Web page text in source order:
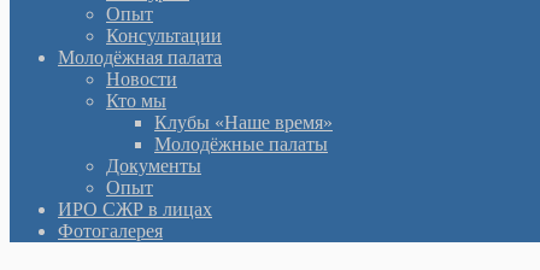
Опыт
Консультации
Молодёжная палата
Новости
Кто мы
Клубы «Наше время»
Молодёжные палаты
Документы
Опыт
ИРО СЖР в лицах
Фотогалерея